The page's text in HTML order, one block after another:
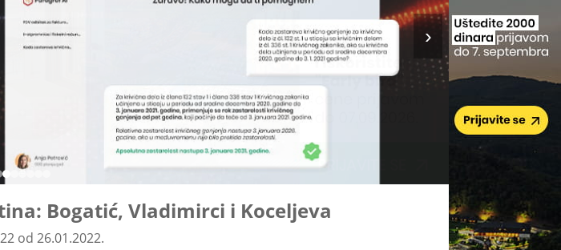
Bogatić, Vladimirci i Koceljeva
od 26.01.2022.